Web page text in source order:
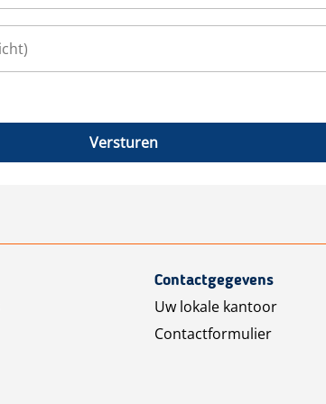
Versturen
Contactgegevens
Uw lokale kantoor
Contactformulier